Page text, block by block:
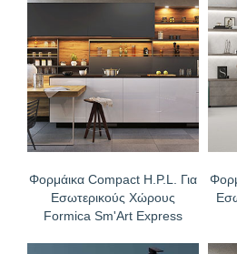
απολύμανσης με ατμό
Δεν χρειάζονται επεξεργασία
με ρουτάρισμα επιλογής σας
εγκάρσιες άκρες
Φορμάικα Compact H.P.L. Για
Εσωτερικούς Χώρους
Formica Sm'Art Express